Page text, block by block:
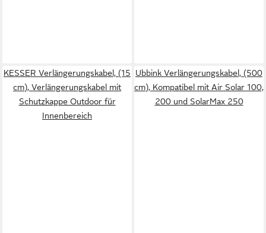
KESSER Verlängerungskabel, (15
cm), Verlängerungskabel mit
Schutzkappe Outdoor für
Innenbereich
Ubbink Verlängerungskabel, (500
cm), Kompatibel mit Air Solar 100,
200 und SolarMax 250